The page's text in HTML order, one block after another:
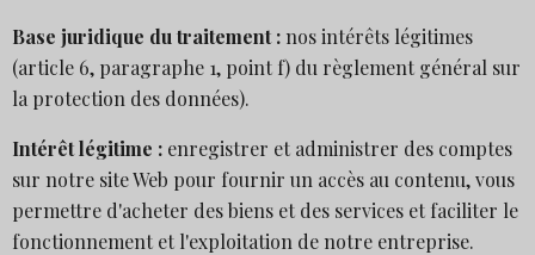
Base juridique du traitement : nos intérêts légitimes
(article 6, paragraphe 1, point f) du règlement général sur
la protection des données).
Intérêt légitime : enregistrer et administrer des comptes
sur notre site Web pour fournir un accès au contenu, vous
permettre d'acheter des biens et des services et faciliter le
fonctionnement et l'exploitation de notre entreprise.